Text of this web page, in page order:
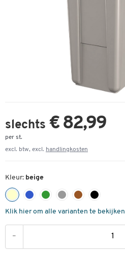
slechts € 82,99
per st.
excl. btw, excl. handlingkosten
Kleur: beige
Klik hier om alle varianten te bekijken
-